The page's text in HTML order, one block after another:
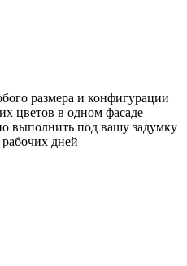
размера и конфигурации
цветов в одном фасаде
выполнить под вашу задумку
рабочих дней